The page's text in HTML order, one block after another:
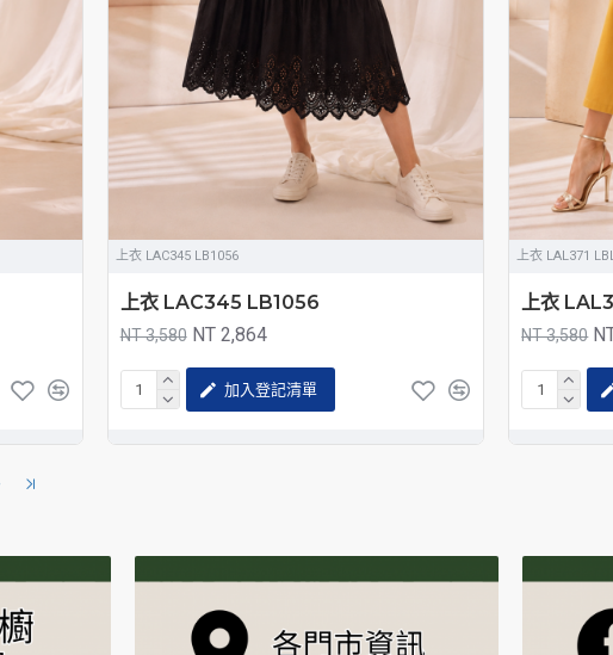
上衣 LAC345 LB1056
上衣 LAC345 LB1056
NT 3,580 NT 2,864
加入登記清單
上衣 LAL371
上衣
NT 3,580